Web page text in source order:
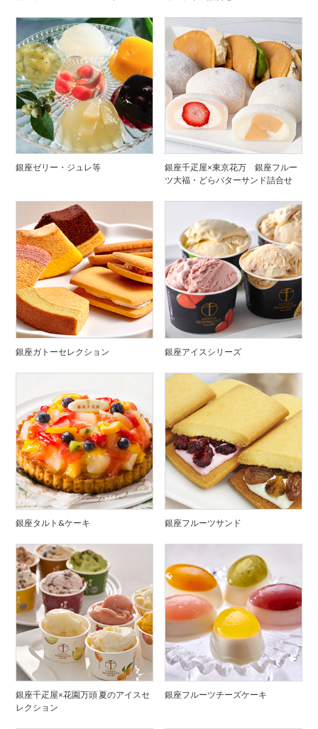
銀座ゼリー・ジュレ等
銀座千疋屋×東京花万 銀座フルー
ツ大福・どらバターサンド詰合せ
銀座ガトーセレクション 銀座アイスシリーズ
銀座タルト&ケーキ 銀座フルーツサンド
銀座千疋屋×花園万頭 夏のアイスセ
レクション
銀座フルーツチーズケーキ